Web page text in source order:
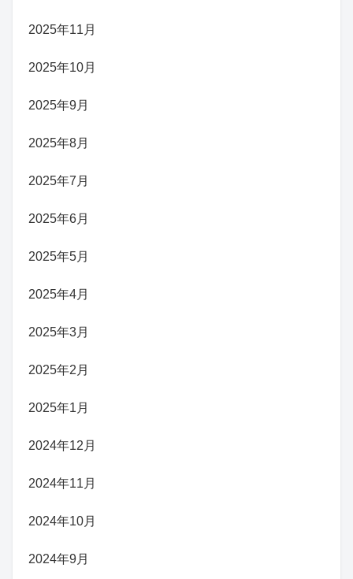
2025年11月
2025年10月
2025年9月
2025年8月
2025年7月
2025年6月
2025年5月
2025年4月
2025年3月
2025年2月
2025年1月
2024年12月
2024年11月
2024年10月
2024年9月